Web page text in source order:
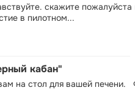
скажите пожалуйста
в пилотном...
кабан"
на стол для вашей печени.